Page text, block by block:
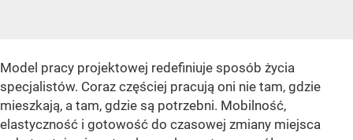
Model pracy projektowej redefiniuje sposób życia
specjalistów. Coraz częściej pracują oni nie tam, gdzie
mieszkają, a tam, gdzie są potrzebni. Mobilność,
elastyczność i gotowość do czasowej zmiany miejsca